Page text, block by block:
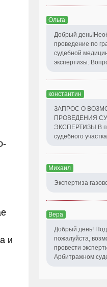
и
Ольга
Добрый
проведение по
судебной
экспертизы.
константин
ЗАПРОС О
ПРОВЕДЕНИЯ
ЭКСПЕРТИЗЫ В
судебного
Михаил
Экспертиза
Вера
Добрый день!
пожалуйста,
провести
Арбитражном